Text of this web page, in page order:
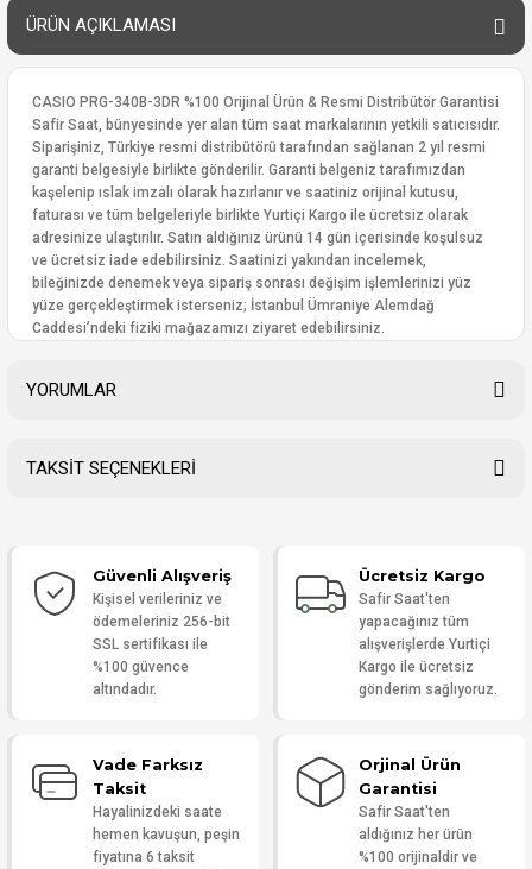
ÜRÜN AÇIKLAMASI
CASIO PRG-340B-3DR %100 Orijinal Ürün & Resmi Distribütör Garantisi
Safir Saat, bünyesinde yer alan tüm saat markalarının yetkili satıcısıdır.
Siparişiniz, Türkiye resmi distribütörü tarafından sağlanan 2 yıl resmi
garanti belgesiyle birlikte gönderilir. Garanti belgeniz tarafımızdan
kaşelenip ıslak imzalı olarak hazırlanır ve saatiniz orijinal kutusu,
faturası ve tüm belgeleriyle birlikte Yurtiçi Kargo ile ücretsiz olarak
adresinize ulaştırılır. Satın aldığınız ürünü 14 gün içerisinde koşulsuz
ve ücretsiz iade edebilirsiniz. Saatinizi yakından incelemek,
bileğinizde denemek veya sipariş sonrası değişim işlemlerinizi yüz
yüze gerçekleştirmek isterseniz; İstanbul Ümraniye Alemdağ
Caddesi’ndeki fiziki mağazamızı ziyaret edebilirsiniz.
YORUMLAR
Yorum Yaz
TAKSİT SEÇENEKLERİ
Güvenli Alışveriş
Kişisel verileriniz ve
ödemeleriniz 256-bit
SSL sertifikası ile
%100 güvence
altındadır.
Ücretsiz Kargo
Safir Saat'ten
yapacağınız tüm
alışverişlerde Yurtiçi
Kargo ile ücretsiz
gönderim sağlıyoruz.
Vade Farksız
Taksit
Hayalinizdeki saate
hemen kavuşun, peşin
fiyatına 6 taksit
Orjinal Ürün
Garantisi
Safir Saat'ten
aldığınız her ürün
%100 orijinaldir ve